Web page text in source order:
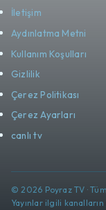
İletişim
Aydınlatma Metni
Kullanım Koşulları
Gizlilik
Çerez Politikası
Çerez Ayarları
canlı tv
© 2026 Poyraz TV ·
Yayınlar ilgili